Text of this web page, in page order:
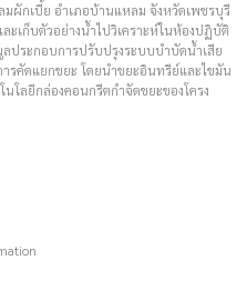
ผักเบี้ย อำเภอบ้านแหลม จังหวัดเพชรบุรี
เก็บตัวอย่างน้ำไปวิเคราะห์ในห้องปฏิบัติ
ประกอบการปรับปรุงระบบบำบัดน้ำเสีย
รคัดแยกขยะ โดยนำขยะอินทรีย์และไขมัน
โลยีกล่องคอนกรีตกำจัดขยะของโครง